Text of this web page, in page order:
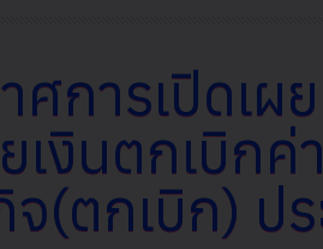
ศการเปิดเผ
เงินตกเบิก
จ(ตกเบิก) ป